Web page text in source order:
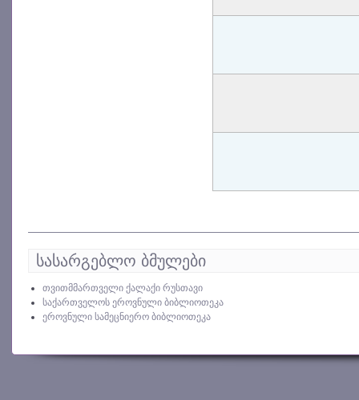
სასარგებლო ბმულები
თვითმმართველი ქალაქი რუსთავი
საქართველოს ეროვნული ბიბლიოთეკა
ეროვნული სამეცნიერო ბიბლიოთეკა